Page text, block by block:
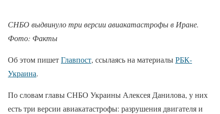
СНБО выдвинуло три версии авиакатастрофы в Иране.
Фото: Факты
Об этом пишетГлавпост, ссылаясь на материалыРБК-
Украина.
По словам главы СНБО Украины Алексея Данилова, у них
есть три версии авиакатастрофы: разрушения двигателя и